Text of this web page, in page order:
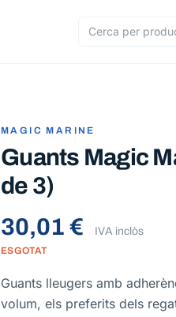
Cerca productes
MAGIC MARINE
Guants Magic
de 3)
30,01 €
IVA inclòs
ESGOTAT
Guants lleugers amb
volum, els preferits dels